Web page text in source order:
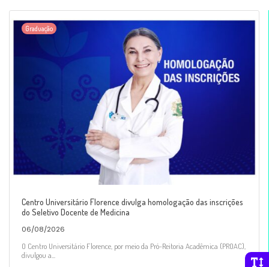
Graduação
Centro Universitário Florence divulga homologação das inscrições
do Seletivo Docente de Medicina
06/08/2026
O Centro Universitário Florence, por meio da Pró-Reitoria Acadêmica (PROAC),
divulgou a...